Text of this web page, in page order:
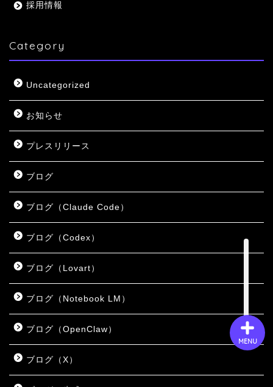
採用情報
Category
Uncategorized
お知らせ
プレスリリース
ブログ
ブログ（Claude Code）
ブログ（Codex）
ブログ（Lovart）
ブログ（Notebook LM）
ブログ（OpenClaw）
ブログ（X）
MENU
サービス
採用情報